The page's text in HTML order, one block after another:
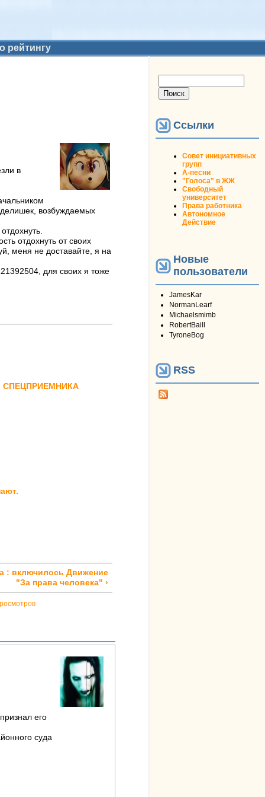
рейтингу
в
возбуждаемых
отдохнуть от своих
меня не доставайте, я на
для своих я тоже
СПЕЦПРИЕМНИКА
: включилось Движение
"За права человека" ›
его
суда
Ссылки
Совет инициативных
групп
А-песни
"Голоса" в ЖЖ
Свободный
университет
Права работника
Автономное
Действие
Новые
пользователи
JamesKar
NormanLearf
Michaelsmimb
RobertBaill
TyroneBog
RSS